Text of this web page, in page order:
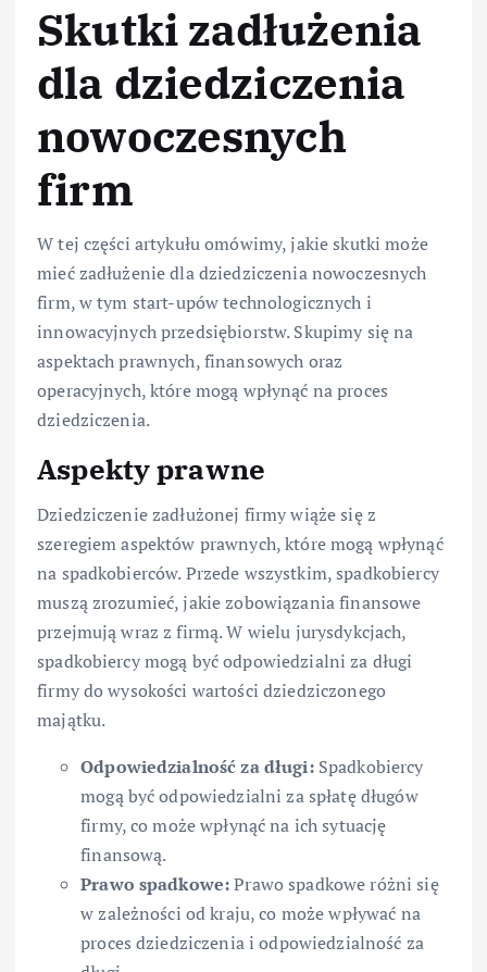
Skutki zadłużenia
dla dziedziczenia
nowoczesnych
firm
W tej części artykułu omówimy, jakie skutki może
mieć zadłużenie dla dziedziczenia nowoczesnych
firm, w tym start-upów technologicznych i
innowacyjnych przedsiębiorstw. Skupimy się na
aspektach prawnych, finansowych oraz
operacyjnych, które mogą wpłynąć na proces
dziedziczenia.
Aspekty prawne
Dziedziczenie zadłużonej firmy wiąże się z
szeregiem aspektów prawnych, które mogą wpłynąć
na spadkobierców. Przede wszystkim, spadkobiercy
muszą zrozumieć, jakie zobowiązania finansowe
przejmują wraz z firmą. W wielu jurysdykcjach,
spadkobiercy mogą być odpowiedzialni za długi
firmy do wysokości wartości dziedziczonego
majątku.
Odpowiedzialność za długi:Spadkobiercy
mogą być odpowiedzialni za spłatę długów
firmy, co może wpłynąć na ich sytuację
finansową.
Prawo spadkowe:Prawo spadkowe różni się
w zależności od kraju, co może wpływać na
proces dziedziczenia i odpowiedzialność za